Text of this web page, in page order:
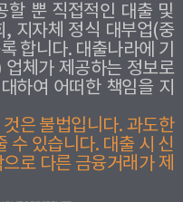
할 뿐 직접적인 대출 및
, 지자체 정식 대부업(중
합니다. 대출나라에 기
체가 제공하는 정보로
하여 어떠한 책임을 지
은 불법입니다. 과도한
수 있습니다. 대출 시 신
로 다른 금융거래가 제